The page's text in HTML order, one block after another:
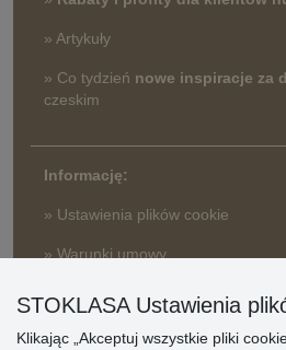
» Artykuły
» Co tydzień nowe inspiracje za
czeskim
Informację:
» Ustawienia plików cookie
» Warunki umowy
» Sposób dostawy i płatności
» Reklamacje
STOKLASA Ustawienia
Klikając „Akceptuj wszystkie pliki